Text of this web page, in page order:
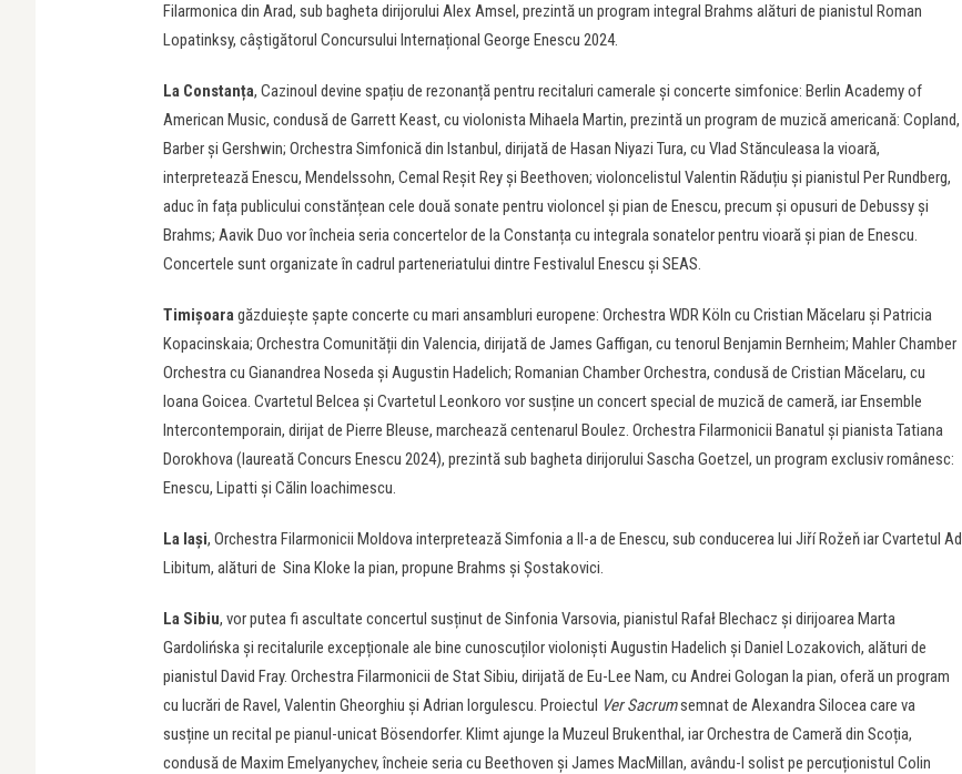
Filarmonica din Arad, sub bagheta dirijorului Alex Amsel, prezintă un program integral Brahms alături de pianistul Roman
Lopatinksy, câștigătorul Concursului Internațional George Enescu 2024.
La Constanța, Cazinoul devine spațiu de rezonanță pentru recitaluri camerale și concerte simfonice: Berlin Academy of
American Music, condusă de Garrett Keast, cu violonista Mihaela Martin, prezintă un program de muzică americană: Copland,
Barber și Gershwin; Orchestra Simfonică din Istanbul, dirijată de Hasan Niyazi Tura, cu Vlad Stănculeasa la vioară,
interpretează Enescu, Mendelssohn, Cemal Reşit Rey și Beethoven; violoncelistul Valentin Răduțiu și pianistul Per Rundberg,
aduc în fața publicului constănțean cele două sonate pentru violoncel și pian de Enescu, precum și opusuri de Debussy și
Brahms; Aavik Duo vor încheia seria concertelor de la Constanța cu integrala sonatelor pentru vioară și pian de Enescu.
Concertele sunt organizate în cadrul parteneriatului dintre Festivalul Enescu și SEAS.
Timișoaragăzduiește șapte concerte cu mari ansambluri europene: Orchestra WDR Köln cu Cristian Măcelaru și Patricia
Kopacinskaia; Orchestra Comunității din Valencia, dirijată de James Gaffigan, cu tenorul Benjamin Bernheim; Mahler Chamber
Orchestra cu Gianandrea Noseda și Augustin Hadelich; Romanian Chamber Orchestra, condusă de Cristian Măcelaru, cu
Ioana Goicea. Cvartetul Belcea și Cvartetul Leonkoro vor susține un concert special de muzică de cameră, iar Ensemble
Intercontemporain, dirijat de Pierre Bleuse, marchează centenarul Boulez. Orchestra Filarmonicii Banatul și pianista Tatiana
Dorokhova (laureată Concurs Enescu 2024), prezintă sub bagheta dirijorului Sascha Goetzel, un program exclusiv românesc:
Enescu, Lipatti și Călin Ioachimescu.
La Iași, Orchestra Filarmonicii Moldova interpretează Simfonia a II-a de Enescu, sub conducerea lui Jiří Rožeň iar Cvartetul Ad
Libitum, alături de Sina Kloke la pian, propune Brahms și Șostakovici.
La Sibiu, vor putea fi ascultate concertul susținut de Sinfonia Varsovia, pianistul Rafał Blechacz și dirijoarea Marta
Gardolińska și recitalurile excepționale ale bine cunoscuților violoniști Augustin Hadelich și Daniel Lozakovich, alături de
pianistul David Fray. Orchestra Filarmonicii de Stat Sibiu, dirijată de Eu-Lee Nam, cu Andrei Gologan la pian, oferă un program
cu lucrări de Ravel, Valentin Gheorghiu și Adrian Iorgulescu. Proiectul Ver Sacrumsemnat de Alexandra Silocea care va
susține un recital pe pianul-unicat Bösendorfer. Klimt ajunge la Muzeul Brukenthal, iar Orchestra de Cameră din Scoția,
condusă de Maxim Emelyanychev, încheie seria cu Beethoven și James MacMillan, avându-l solist pe percuționistul Colin